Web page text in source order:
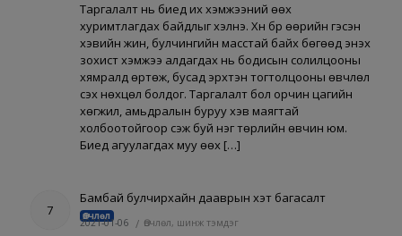
Таргалалт нь биед их хэмжээний өөх
хуримтлагдах байдлыг хэлнэ. Хүн бүр өөрийн гэсэн
хэвийн жин, булчингийн масстай байх бөгөөд энэхүү
зохист хэмжээ алдагдах нь бодисын солилцооны
хямралд өртөж, бусад эрхтэн тогтолцооны өвчлөл
үүсэх нөхцөл болдог. Таргалалт бол орчин цагийн
хөгжил, амьдралын буруу хэв маягтай
холбоотойгоор үүсэж буй нэг төрлийн өвчин юм.
Биед агуулагдах муу өөх […]
7
Бамбай булчирхайн дааврын хэт багасалт
Өвчлөл
2021-01-06 / Өвчлөл, шинж тэмдэг